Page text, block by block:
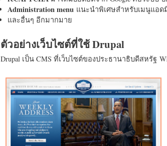
Administration menu แนะนำพิเศษสำหรับเมนูแอด
และอื่นๆ อีกมากมาย
ตัวอย่างเว็บไซต์ที่ใช้ Drupal
Drupal เป็น CMS ที่เว็บไซต์ของประธานาธิบดีสหรัฐ